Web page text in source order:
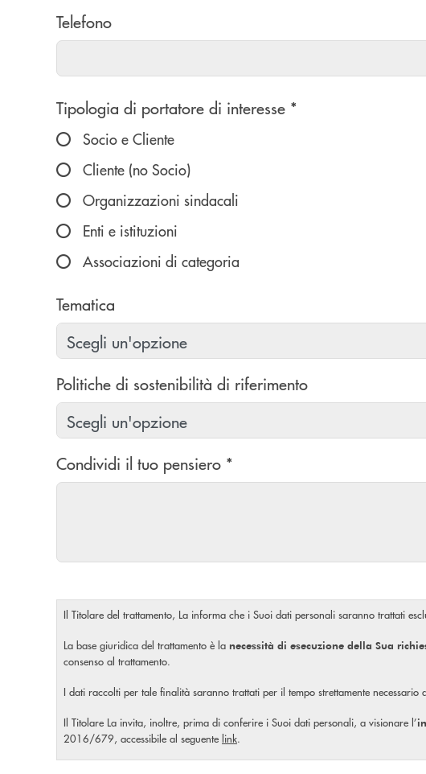
Telefono
Scegliere un'opzione
Tipologia di portatore di interesse *
Socio e Cliente
Cliente (no Socio)
Organizzazioni sindacali
Enti e istituzioni
Associazioni di categoria
Tematica
Politiche di sostenibilità di riferimento
Condividi il tuo pensiero *
Il Titolare del trattamento, La informa che i Suoi dati personali saranno trattati
La base giuridica del trattamento è la necessità di esecuzione della Sua
consenso al trattamento.
I dati raccolti per tale finalità saranno trattati per il tempo strettamente
Il Titolare La invita, inoltre, prima di conferire i Suoi dati personali, a visionare l’
2016/679, accessibile al seguente link.